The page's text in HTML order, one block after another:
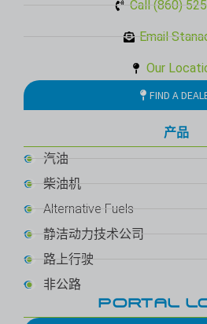
Call (860)
Email
Our
FIND A
产品
汽油
柴油机
Alternative Fuels
静洁动力技术公司
路上行驶
非公路
PORTAL